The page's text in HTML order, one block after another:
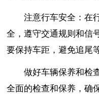
注意行车安全：在
全，遵守交通规则和信
要保持车距，避免追尾
做好车辆保养和检
全面的检查和保养，确